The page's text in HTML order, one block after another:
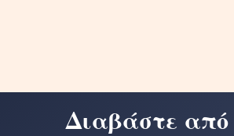
Διαβάστε από